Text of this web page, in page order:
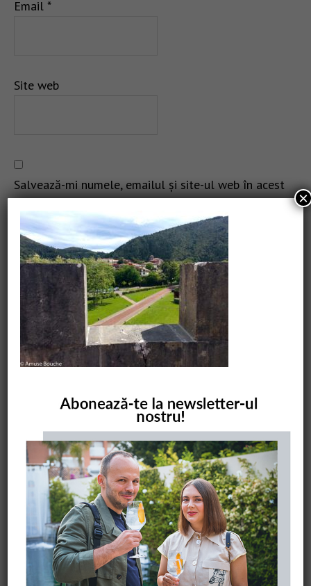
Email *
Site web
Salvează-mi numele, emailul și site-ul web în acest
CAUTARE
COMANDĂ CARTEA NOASTRĂ
×